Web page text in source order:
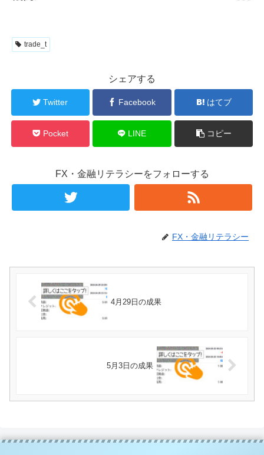
trade_t
シェアする
Twitter Facebook はてブ
Pocket LINE コピー
FX・金融リテラシーをフォローする
FX・金融リテラシー
4月29日の成果
5月3日の成果